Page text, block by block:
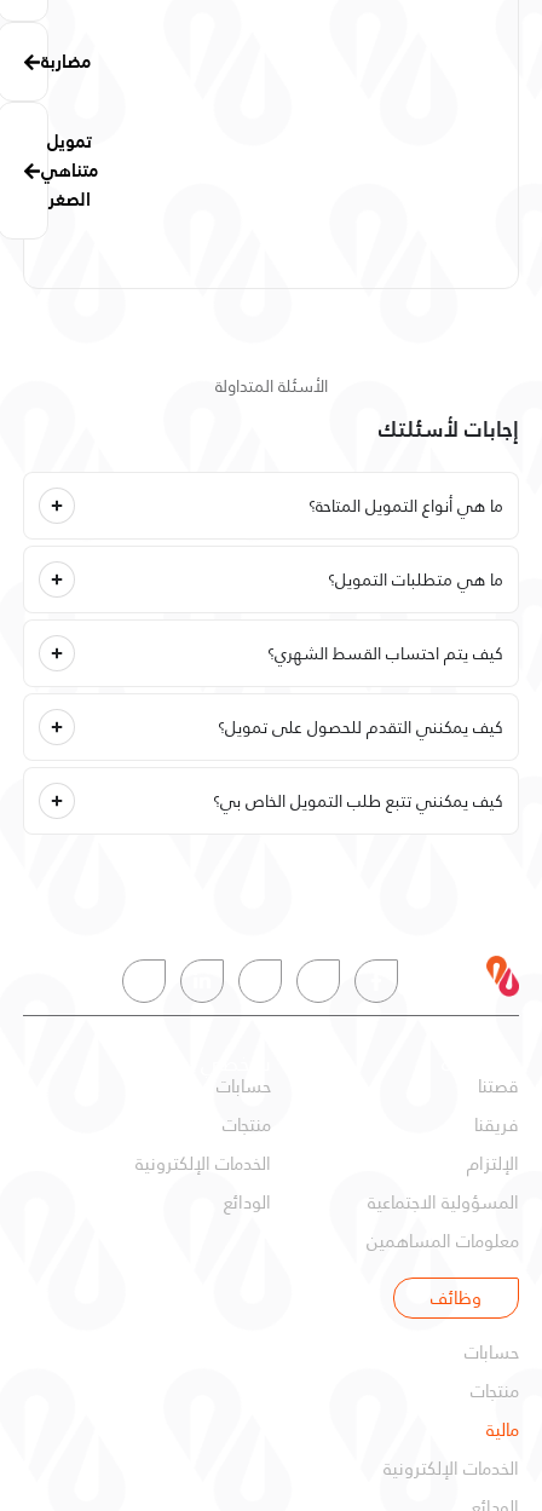
مضاربة
تمويل
متناهي
الصغر
الأسئلة المتداولة
إجابات لأسئلتك
ما هي أنواع التمويل المتاحة؟
ما هي متطلبات التمويل؟
كيف يتم احتساب القسط الشهري؟
كيف يمكنني التقدم للحصول على تمويل؟
كيف يمكنني تتبع طلب التمويل الخاص بي؟
قصتنا
فريقنا
الإلتزام
المسؤولية الاجتماعية
معلومات المساهمين
وظائف
حسابات
منتجات
الخدمات الإلكترونية
الودائع
شركات
حسابات
منتجات
مالية
الخدمات الإلكترونية